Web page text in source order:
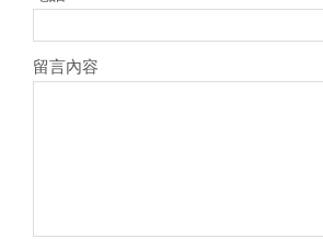
留言內容